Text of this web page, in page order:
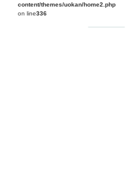
content/themes/uokan/home2.php
on line336